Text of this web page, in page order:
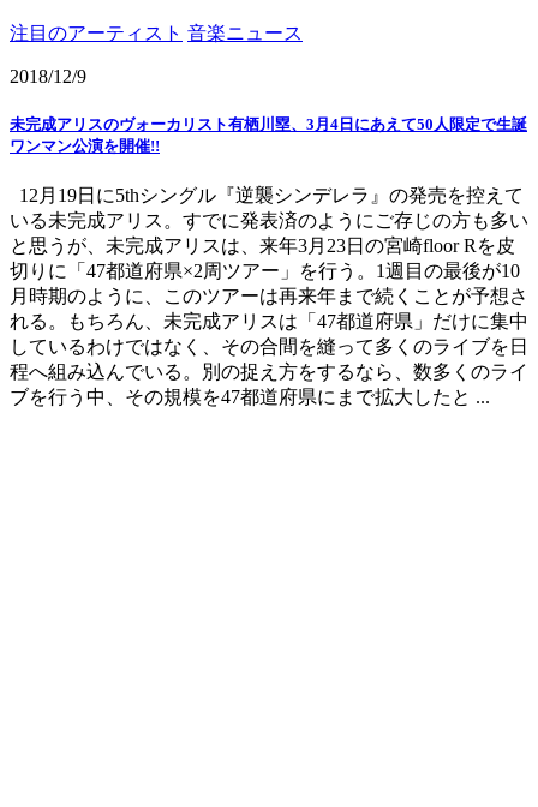
注目のアーティスト 音楽ニュース
2018/12/9
未完成アリスのヴォーカリスト有栖川塁、3月4日にあえて50人限定で生誕
ワンマン公演を開催!!
12月19日に5thシングル『逆襲シンデレラ』の発売を控えて
いる未完成アリス。すでに発表済のようにご存じの方も多い
と思うが、未完成アリスは、来年3月23日の宮崎floor Rを皮
切りに「47都道府県×2周ツアー」を行う。1週目の最後が10
月時期のように、このツアーは再来年まで続くことが予想さ
れる。もちろん、未完成アリスは「47都道府県」だけに集中
しているわけではなく、その合間を縫って多くのライブを日
程へ組み込んでいる。別の捉え方をするなら、数多くのライ
ブを行う中、その規模を47都道府県にまで拡大したと ...